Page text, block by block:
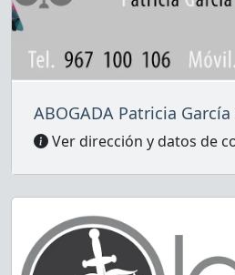
ABOGADA Patricia
Ver dirección y datos de